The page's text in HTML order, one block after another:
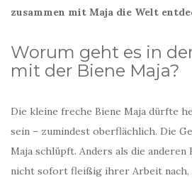
zusammen mit Maja die Welt
Worum geht es in
mit der Biene Maja?
Die kleine freche Biene Maja dürfte
sein – zumindest oberflächlich. Die
Maja schlüpft. Anders als die anderen
nicht sofort fleißig ihrer Arbeit nach,